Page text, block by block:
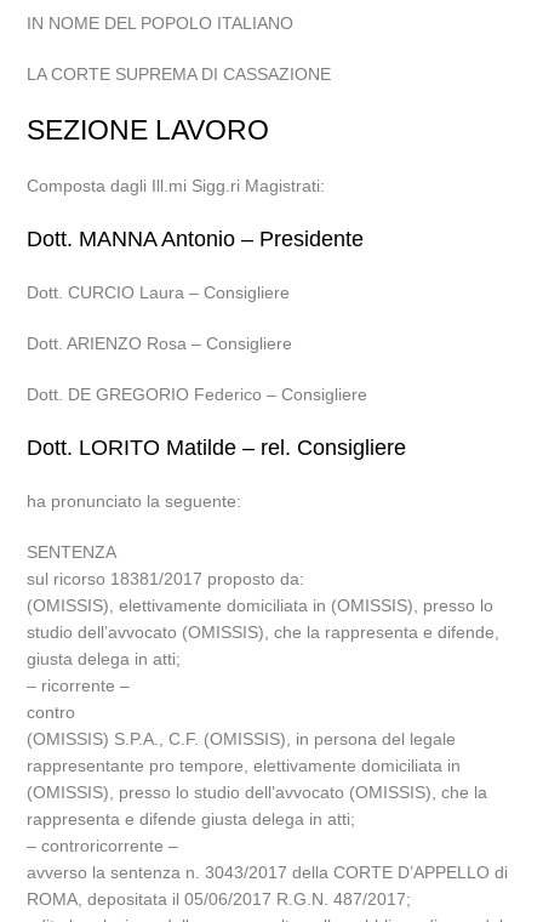
IN NOME DEL POPOLO ITALIANO
LA CORTE SUPREMA DI CASSAZIONE
SEZIONE LAVORO
Composta dagli Ill.mi Sigg.ri Magistrati:
Dott. MANNA Antonio – Presidente
Dott. CURCIO Laura – Consigliere
Dott. ARIENZO Rosa – Consigliere
Dott. DE GREGORIO Federico – Consigliere
Dott. LORITO Matilde – rel. Consigliere
ha pronunciato la seguente:
SENTENZA
sul ricorso 18381/2017 proposto da:
(OMISSIS), elettivamente domiciliata in (OMISSIS), presso lo
studio dell’avvocato (OMISSIS), che la rappresenta e difende,
giusta delega in atti;
– ricorrente –
contro
(OMISSIS) S.P.A., C.F. (OMISSIS), in persona del legale
rappresentante pro tempore, elettivamente domiciliata in
(OMISSIS), presso lo studio dell’avvocato (OMISSIS), che la
rappresenta e difende giusta delega in atti;
– controricorrente –
avverso la sentenza n. 3043/2017 della CORTE D’APPELLO di
ROMA, depositata il 05/06/2017 R.G.N. 487/2017;